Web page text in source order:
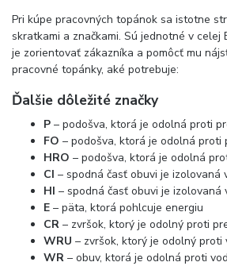
Pri kúpe pracovných topánok sa istotne
skratkami a značkami. Sú jednotné v celej
je zorientovať zákazníka a pomôcť mu
pracovné topánky, aké potrebuje:
Ďalšie dôležité značky
P – podošva, ktorá je odolná proti
FO – podošva, ktorá je odolná proti
HRO – podošva, ktorá je odolná
CI – spodná časť obuvi je izolovaná
HI – spodná časť obuvi je izolovaná
E – päta, ktorá pohlcuje energiu
CR – zvršok, ktorý je odolný proti
WRU – zvršok, ktorý je odolný proti
WR – obuv, ktorá je odolná proti